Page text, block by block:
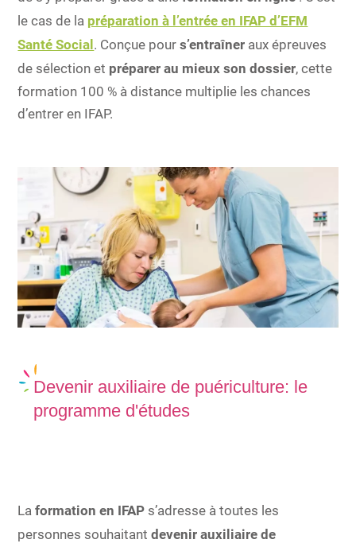
le cas de la préparation à l’entrée en IFAP d’EFM
Santé Social. Conçue pours’entraîner aux épreuves
de sélection et préparer au mieux son dossier, cette
formation 100 % à distance multiplie les chances
d’entrer en IFAP.
Devenir auxiliaire de puériculture: le
programme d'études
Laformation en IFAP s’adresse à toutes les
personnes souhaitantdevenir auxiliaire de